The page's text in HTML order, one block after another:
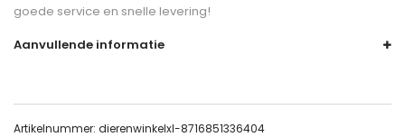
goede service en snelle levering!
Aanvullende informatie
Artikelnummer: dierenwinkelxl-8716851336404